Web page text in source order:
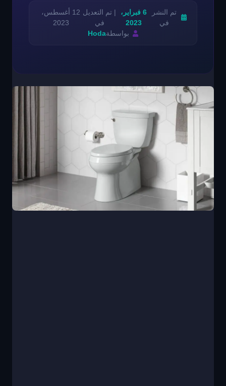
تم النشر
في
6 فبراير،
2023
| تم التعديل
في
12 أغسطس،
2023
بواسطةHoda